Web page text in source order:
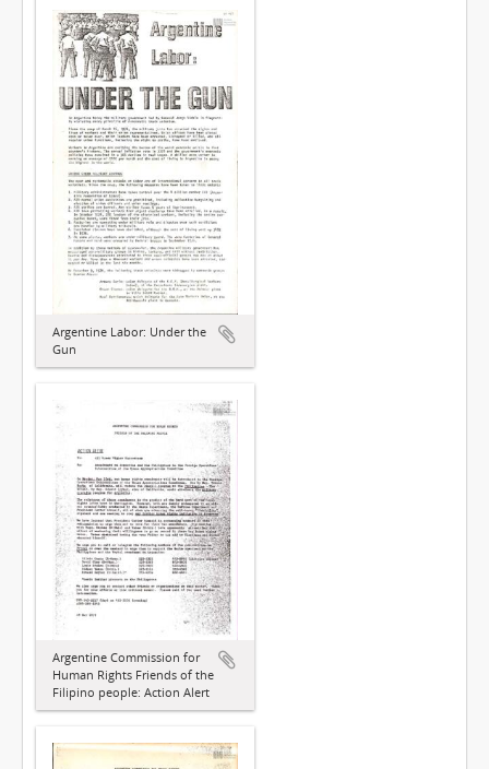
Argentine Labor: Under the
Gun
Argentine Commission for
Human Rights Friends of the
Filipino people: Action Alert